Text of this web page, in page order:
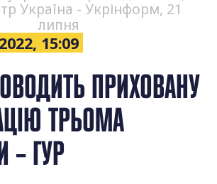
Україна - Укрінформ, 21
липня
15:09
ПРИХОВАНУ
ТРЬОМА
ГУР